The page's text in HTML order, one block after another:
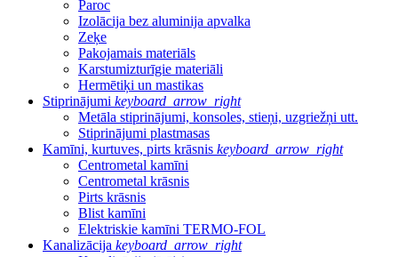
Paroc
Izolācija bez aluminija apvalka
Zeķe
Pakojamais materiāls
Karstumizturīgie materiāli
Hermētiķi un mastikas
Stiprinājumi keyboard_arrow_right
Metāla stiprinājumi, konsoles, stieņi, uzgriežņi utt.
Stiprinājumi plastmasas
Kamīni, kurtuves, pirts krāsnis keyboard_arrow_right
Centrometal kamīni
Centrometal krāsnis
Pirts krāsnis
Blist kamīni
Elektriskie kamīni TERMO-FOL
Kanalizācija keyboard_arrow_right